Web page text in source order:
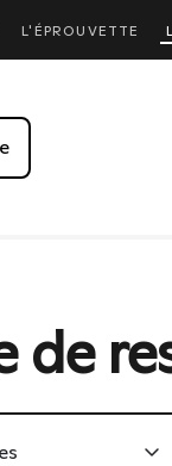
de
L'ÉPROUVETTE